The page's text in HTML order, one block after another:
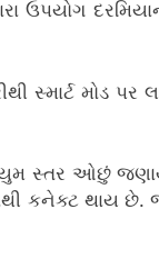
ઉપયોગ
મોડ પર
સ્તર ઓછું જણાયું.
કનેક્ટ થાય